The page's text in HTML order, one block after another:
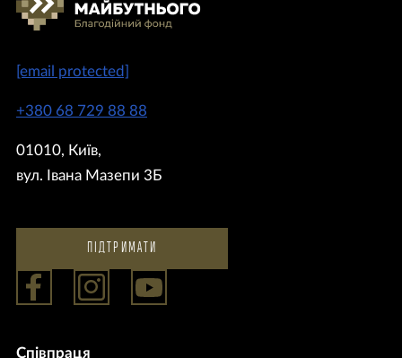
[email protected]
+380 68 729 88 88
01010, Київ,
вул. Івана Мазепи 3Б
Співпраця
ПІДТРИМАТИ